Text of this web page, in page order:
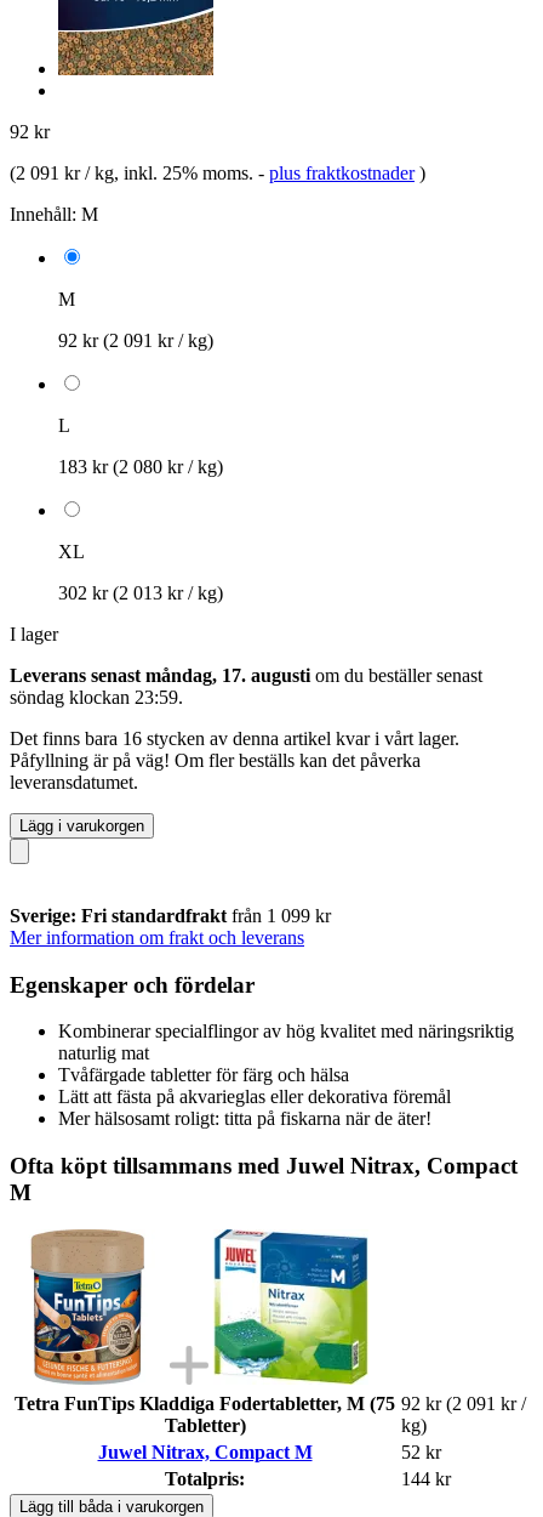
92 kr
(2 091 kr / kg, inkl. 25% moms. - plus fraktkostnader )
Innehåll: M
M
92 kr(2 091 kr / kg)
L
183 kr(2 080 kr / kg)
XL
302 kr(2 013 kr / kg)
I lager
Leverans senast måndag, 17. augusti om du beställer senast
söndag klockan 23:59.
Det finns bara 16 stycken av denna artikel kvar i vårt lager.
Påfyllning är på väg! Om fler beställs kan det påverka
leveransdatumet.
Lägg i varukorgen
Sverige: Fri standardfrakt från 1 099 kr
Mer information om frakt och leverans
Egenskaper och fördelar
Kombinerar specialflingor av hög kvalitet med näringsriktig
naturlig mat
Tvåfärgade tabletter för färg och hälsa
Lätt att fästa på akvarieglas eller dekorativa föremål
Mer hälsosamt roligt: titta på fiskarna när de äter!
Ofta köpt tillsammans med Juwel Nitrax, Compact
M
Tetra FunTips Kladdiga Fodertabletter, M (75
Tabletter)
92 kr (2 091 kr /
kg)
Juwel Nitrax, Compact M
52 kr
Totalpris:
144 kr
Lägg till båda i varukorgen